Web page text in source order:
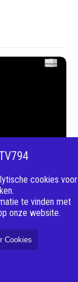
cookies voor
te vinden met
onze website.
Cookies